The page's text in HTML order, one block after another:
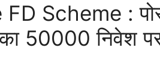
Scheme :
50000 निवेश